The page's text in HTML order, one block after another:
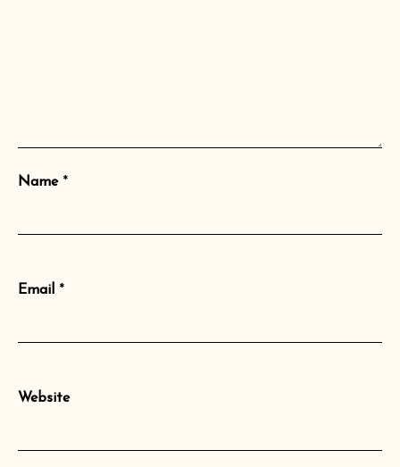
Name *
Email *
Website